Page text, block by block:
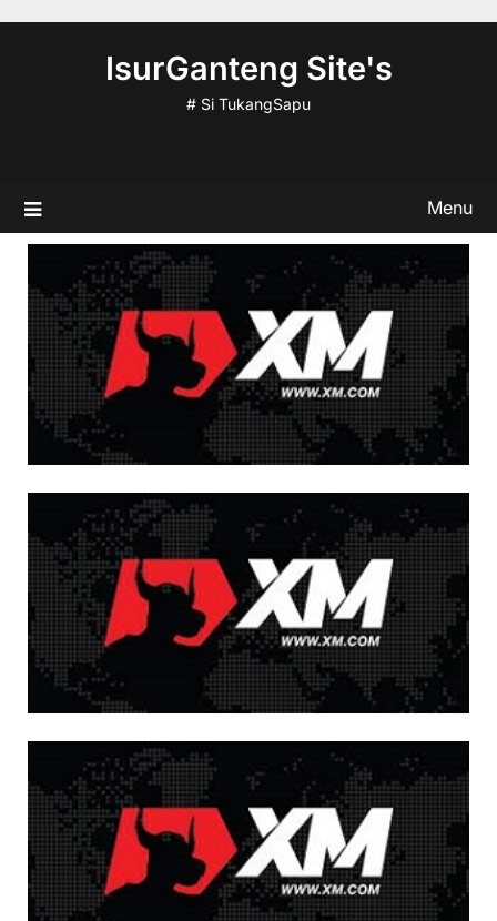
IsurGanteng Site's
# Si TukangSapu
Menu